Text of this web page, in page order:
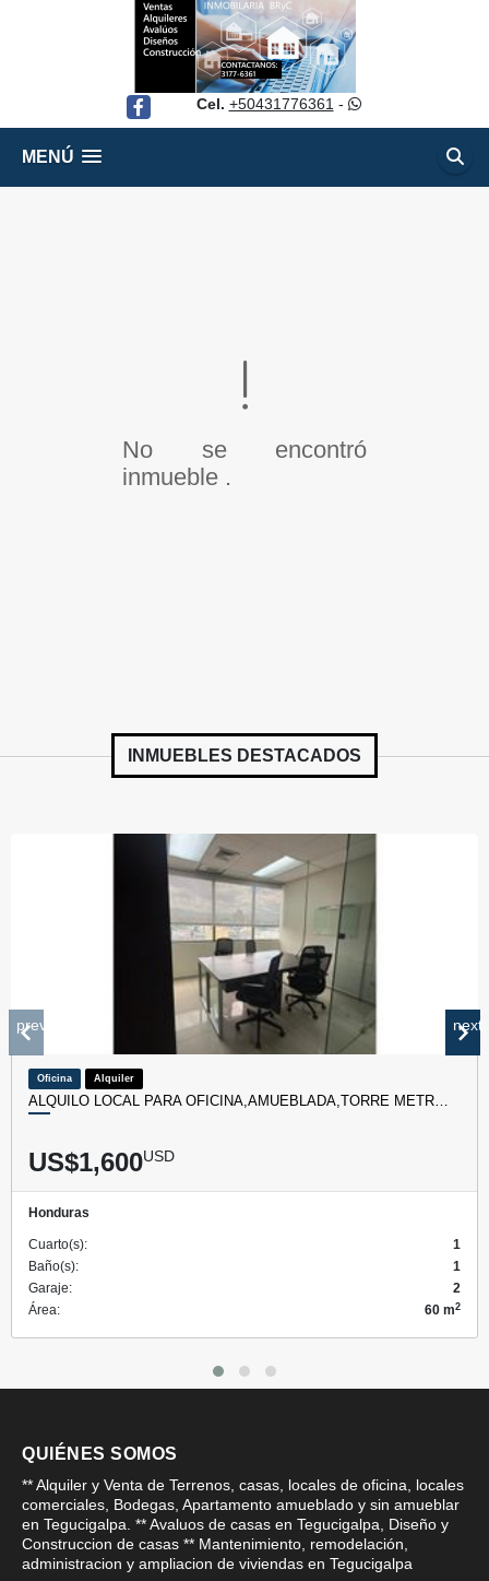
Facebook Cel. +50431776361 -
MENÚ
No se encontró
inmueble .
INMUEBLES DESTACADOS
Oficina Alquiler
ALQUILO LOCAL PARA OFICINA,AMUEBLADA,TORRE METR…
US$1,600USD
Honduras
Cuarto(s):
1
Baño(s):
1
Garaje:
2
Área:
60 m2
prev next
QUIÉNES SOMOS
** Alquiler y Venta de Terrenos, casas, locales de oficina, locales
comerciales, Bodegas, Apartamento amueblado y sin amueblar
en Tegucigalpa. ** Avaluos de casas en Tegucigalpa, Diseño y
Construccion de casas ** Mantenimiento, remodelación,
administracion y ampliacion de viviendas en Tegucigalpa